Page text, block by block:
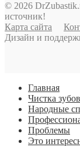
© 2026
источник!
Карта сайта
Дизайн и
Главная
Чистка зубов
Народные
Проблемы
Это